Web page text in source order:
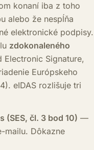
konaní iba z toho
alebo že nespĺňa
elektronické podpisy.
zdokonaleného
Electronic Signature,
Európskeho
eIDAS rozlišuje tri
(SES, čl. 3 bod 10) —
mailu. Dôkazne